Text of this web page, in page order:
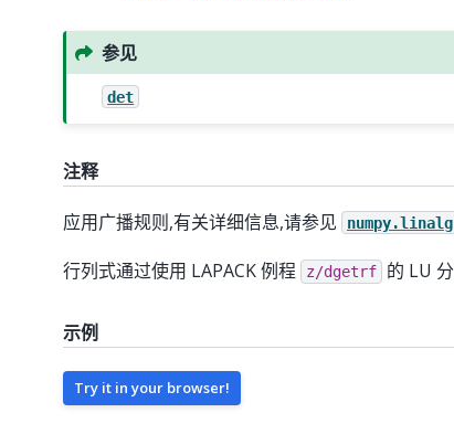
参见
det
注释
应用广播规则,有关详细信息,请参见 numpy.linalg
行列式通过使用 LAPACK 例程 z/dgetrf 的 LU
示例
Try it in your browser!